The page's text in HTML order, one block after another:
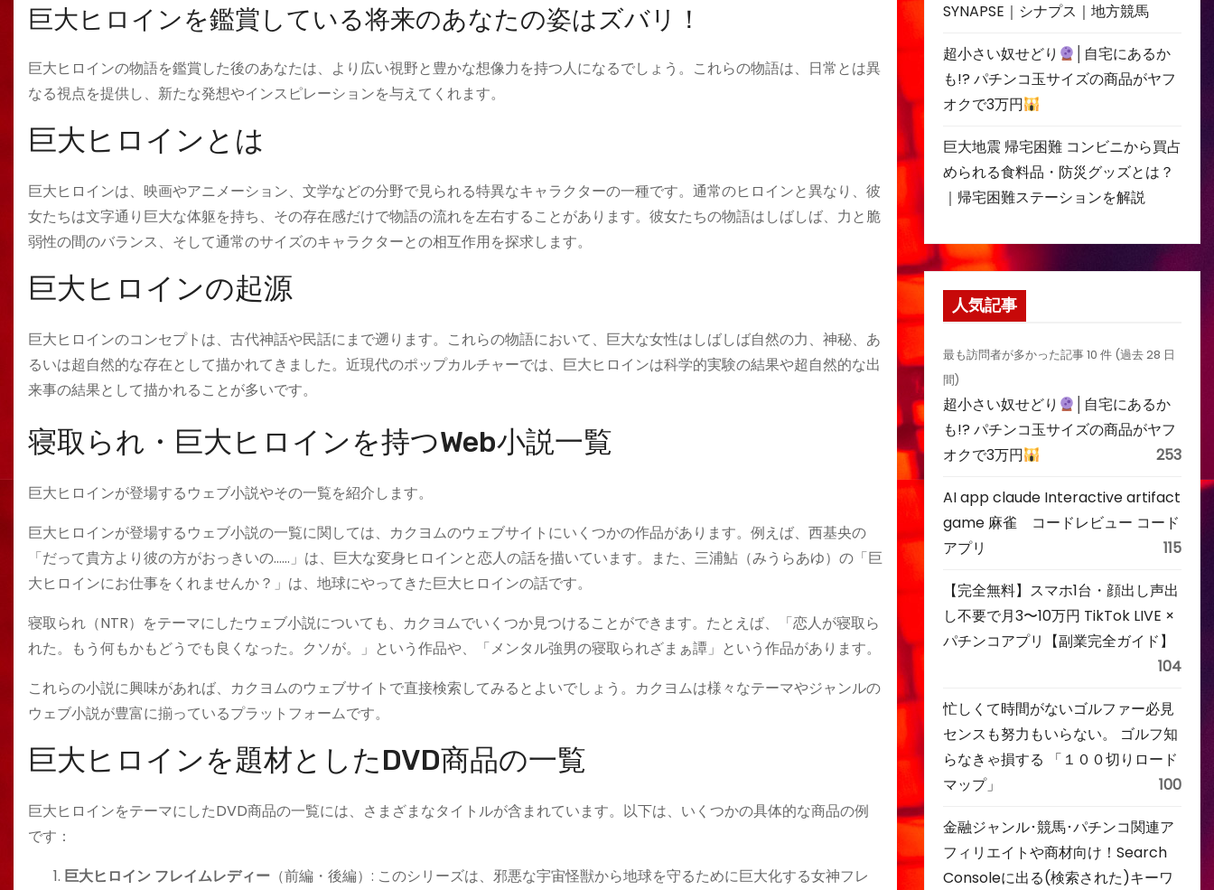
巨大ヒロインを鑑賞している将来のあなたの姿はズバリ！
巨大ヒロインの物語を鑑賞した後のあなたは、より広い視野と豊かな想像力を持つ人になるでしょう。これらの物語は、日常とは異
なる視点を提供し、新たな発想やインスピレーションを与えてくれます。
巨大ヒロインとは
巨大ヒロインは、映画やアニメーション、文学などの分野で見られる特異なキャラクターの一種です。通常のヒロインと異なり、彼
女たちは文字通り巨大な体躯を持ち、その存在感だけで物語の流れを左右することがあります。彼女たちの物語はしばしば、力と脆
弱性の間のバランス、そして通常のサイズのキャラクターとの相互作用を探求します。
巨大ヒロインの起源
巨大ヒロインのコンセプトは、古代神話や民話にまで遡ります。これらの物語において、巨大な女性はしばしば自然の力、神秘、あ
るいは超自然的な存在として描かれてきました。近現代のポップカルチャーでは、巨大ヒロインは科学的実験の結果や超自然的な出
来事の結果として描かれることが多いです。
寝取られ・巨大ヒロインを持つWeb小説一覧
巨大ヒロインが登場するウェブ小説やその一覧を紹介します。
巨大ヒロインが登場するウェブ小説の一覧に関しては、カクヨムのウェブサイトにいくつかの作品があります。例えば、西基央の
「だって貴方より彼の方がおっきいの……」は、巨大な変身ヒロインと恋人の話を描いています。また、三浦鮎（みうらあゆ）の「巨
大ヒロインにお仕事をくれませんか？」は、地球にやってきた巨大ヒロインの話です​​。
寝取られ（NTR）をテーマにしたウェブ小説についても、カクヨムでいくつか見つけることができます。たとえば、「恋人が寝取ら
れた。もう何もかもどうでも良くなった。クソが。」という作品や、「メンタル強男の寝取られざまぁ譚」という作品があります​​​​。
これらの小説に興味があれば、カクヨムのウェブサイトで直接検索してみるとよいでしょう。カクヨムは様々なテーマやジャンルの
ウェブ小説が豊富に揃っているプラットフォームです。
巨大ヒロインを題材としたDVD商品の一覧
巨大ヒロインをテーマにしたDVD商品の一覧には、さまざまなタイトルが含まれています。以下は、いくつかの具体的な商品の例
です：
巨大ヒロイン フレイムレディー （前編・後編）: このシリーズは、邪悪な宇宙怪獣から地球を守るために巨大化する女神フレ
SYNAPSE｜シナプス｜地方競馬
超小さい奴せどり
│自宅にあるか
も!? パチンコ玉サイズの商品がヤフ
オクで3万円
巨大地震 帰宅困難 コンビニから買占
められる食料品・防災グッズとは？
｜帰宅困難ステーションを解説
人気記事
最も訪問者が多かった記事 10 件 (過去 28 日
間)
超小さい奴せどり
│自宅にあるか
も!? パチンコ玉サイズの商品がヤフ
オクで3万円
253
AI app claude Interactive artifact
game 麻雀 コードレビュー コード
アプリ
115
【完全無料】スマホ1台・顔出し声出
し不要で月3〜10万円 TikTok LIVE ×
パチンコアプリ【副業完全ガイド】
104
忙しくて時間がないゴルファー必見
センスも努力もいらない。 ゴルフ知
らなきゃ損する 「１００切りロード
マップ」
100
金融ジャンル･競馬･パチンコ関連ア
フィリエイトや商材向け！Search
Consoleに出る(検索された)キーワ